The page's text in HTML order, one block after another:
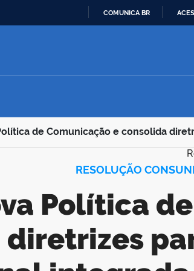
CONTEÚDO
COMUNICA BR
de Comunicação e consolida
RESOLUÇÃO CONSUNI